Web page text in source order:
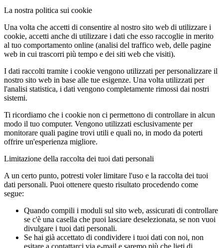
La nostra politica sui cookie
Una volta che accetti di consentire al nostro sito web di utilizzare i
cookie, accetti anche di utilizzare i dati che esso raccoglie in merito
al tuo comportamento online (analisi del traffico web, delle pagine
web in cui trascorri più tempo e dei siti web che visiti).
I dati raccolti tramite i cookie vengono utilizzati per personalizzare il
nostro sito web in base alle tue esigenze. Una volta utilizzati per
l'analisi statistica, i dati vengono completamente rimossi dai nostri
sistemi.
Ti ricordiamo che i cookie non ci permettono di controllare in alcun
modo il tuo computer. Vengono utilizzati esclusivamente per
monitorare quali pagine trovi utili e quali no, in modo da poterti
offrire un'esperienza migliore.
Limitazione della raccolta dei tuoi dati personali
A un certo punto, potresti voler limitare l'uso e la raccolta dei tuoi
dati personali. Puoi ottenere questo risultato procedendo come
segue:
Quando compili i moduli sul sito web, assicurati di controllare
se c'è una casella che puoi lasciare deselezionata, se non vuoi
divulgare i tuoi dati personali.
Se hai già accettato di condividere i tuoi dati con noi, non
esitare a contattarci via e-mail e saremo più che lieti di